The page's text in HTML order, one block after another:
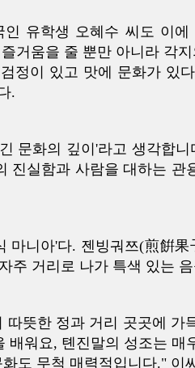
유학생 오혜수 씨도 이
거움을 줄 뿐만 아니라 각
정이 있고 맛에 문화가 있
.
문화의 깊이'라고 생각합
진실함과 사람을 대하는 관
마니아'다. 젠빙궈쯔(煎餠
주 거리로 나가 특색 있는
뜻한 정과 거리 곳곳에 가
워요, 톈진말의 성조는 매
도 무척 매력적입니다." 이